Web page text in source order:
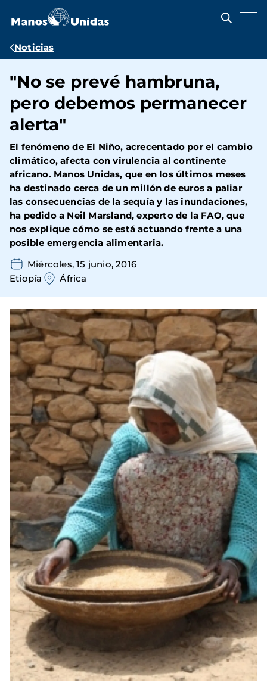
contenido
Ruta
navegación
Noticias
"No se prevé hambruna,
pero debemos permanecer
alerta"
El fenómeno de El Niño, acrecentado por el cambio
climático, afecta con virulencia al continente
africano. Manos Unidas, que en los últimos meses
ha destinado cerca de un millón de euros a paliar
las consecuencias de la sequía y las inundaciones,
ha pedido a Neil Marsland, experto de la FAO, que
nos explique cómo se está actuando frente a una
posible emergencia alimentaria.
Miércoles, 15 junio, 2016
Etiopía
África